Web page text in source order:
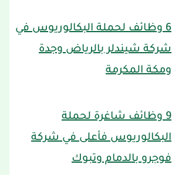
6 وظائف لحملة البكالوريوس في
شركة شيندلر بالرياض وجدة
ومكة المكرمة
9 وظائف شاغرة لحملة
البكالوريوس فأعلى في شركة
فوجرو بالدمام وتبوك